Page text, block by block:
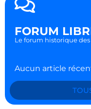
FORUM
Le forum historique
Aucun article